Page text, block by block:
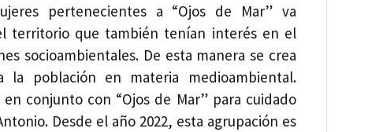
pertenecientes a “Ojos de Mar” va
territorio que también tenían interés en el
socioambientales. De esta manera se crea
población en materia medioambiental.
conjunto con “Ojos de Mar” para cuidado
Desde el año 2022, esta agrupación es